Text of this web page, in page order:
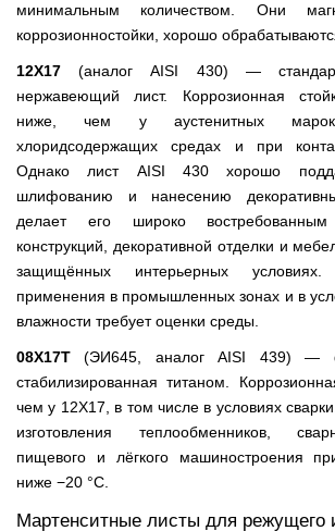
минимальным количеством. Они
коррозионностойки, хорошо
12Х17 (аналог AISI 430) —
нержавеющий лист. Коррозионная
ниже, чем у аустенитных
хлоридсодержащих средах и при
Однако лист AISI 430 хорошо
шлифованию и нанесению
делает его широко
конструкций, декоративной отделки и
защищённых интерьерных
применения в промышленных зонах и в
влажности требует оценки среды.
08Х17Т (ЭИ645, аналог AISI 439) —
стабилизированная титаном.
чем у 12Х17, в том числе в условиях
изготовления теплообменников,
пищевого и лёгкого машиностроения
ниже −20 °С.
Мартенситные листы для режущего